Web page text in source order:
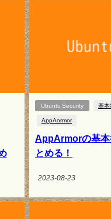
Ubuntu Security 基本
AppAormor
AppArmorの基本
とめる！
2023-08-23